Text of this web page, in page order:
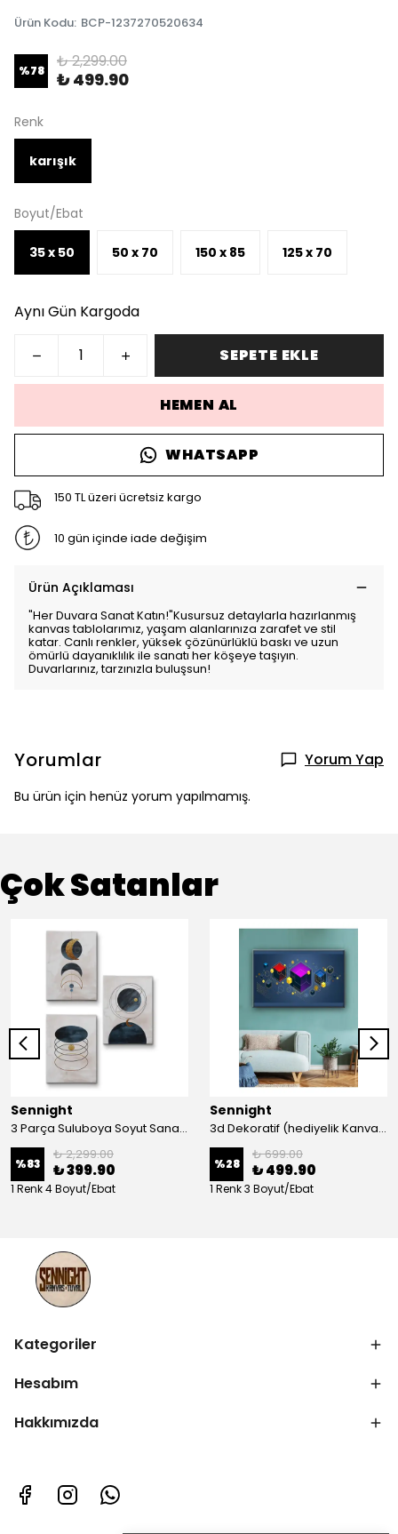
Ürün Kodu: BCP-1237270520634
%78 ₺ 2,299.00
₺ 499.90
Renk
karışık
Boyut/Ebat
35 x 50 50 x 70 150 x 85 125 x 70
Aynı Gün Kargoda
SEPETE EKLE
HEMEN AL
WHATSAPP
150 TL üzeri ücretsiz kargo
10 gün içinde iade değişim
Ürün Açıklaması
"Her Duvara Sanat Katın!"Kusursuz detaylarla hazırlanmış
kanvas tablolarımız, yaşam alanlarınıza zarafet ve stil
katar. Canlı renkler, yüksek çözünürlüklü baskı ve uzun
ömürlü dayanıklılık ile sanatı her köşeye taşıyın.
Duvarlarınız, tarzınızla buluşsun!
Yorumlar Yorum Yap
Bu ürün için henüz yorum yapılmamış.
Çok Satanlar
Sennight
3 Parça Suluboya Soyut Sanat Koleksiyonu Dekoratif Kanvas Tablo
%83
₺ 2,299.00
₺ 399.90
1 Renk 4 Boyut/Ebat
Sennight
3d Dekoratif (hediyelik Kanvas Tablo)
%28
₺ 699.00
₺ 499.90
1 Renk 3 Boyut/Ebat
Kategoriler
Hesabım
Hakkımızda